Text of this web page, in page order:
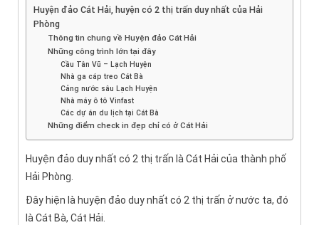
Huyện đảo Cát Hải, huyện có 2 thị trấn duy nhất của Hải
Phòng
Thông tin chung về Huyện đảo Cát Hải
Những công trình lớn tại đây
Cầu Tân Vũ – Lạch Huyện
Nhà ga cáp treo Cát Bà
Cảng nước sâu Lạch Huyện
Nhà máy ô tô Vinfast
Các dự án du lịch tại Cát Bà
Những điểm check in đẹp chỉ có ở Cát Hải
Huyện đảo duy nhất có 2 thị trấn là Cát Hải của thành phố
Hải Phòng.
Đây hiện là huyện đảo duy nhất có 2 thị trấn ở nước ta, đó
là Cát Bà, Cát Hải.